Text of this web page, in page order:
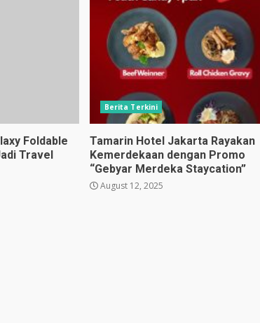
Foldable
Travel
Berita Terkini
Tamarin Hotel Jakarta Rayakan
Kemerdekaan dengan Promo
“Gebyar Merdeka Staycation”
August 12, 2025